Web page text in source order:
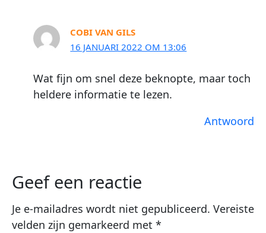
COBI VAN GILS
16 JANUARI 2022 OM 13:06
Wat fijn om snel deze beknopte, maar toch
heldere informatie te lezen.
Antwoord
Geef een reactie
Je e-mailadres wordt niet gepubliceerd. Vereiste
velden zijn gemarkeerd met *